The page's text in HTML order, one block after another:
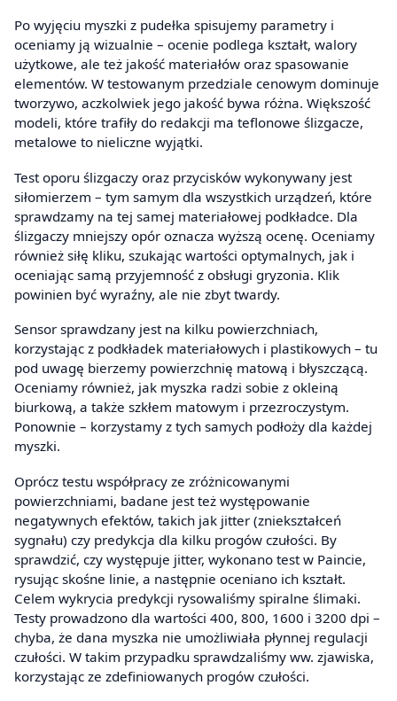
Po wyjęciu myszki z pudełka spisujemy parametry i
oceniamy ją wizualnie – ocenie podlega kształt, walory
użytkowe, ale też jakość materiałów oraz spasowanie
elementów. W testowanym przedziale cenowym dominuje
tworzywo, aczkolwiek jego jakość bywa różna. Większość
modeli, które trafiły do redakcji ma teflonowe ślizgacze,
metalowe to nieliczne wyjątki.
Test oporu ślizgaczy oraz przycisków wykonywany jest
siłomierzem – tym samym dla wszystkich urządzeń, które
sprawdzamy na tej samej materiałowej podkładce. Dla
ślizgaczy mniejszy opór oznacza wyższą ocenę. Oceniamy
również siłę kliku, szukając wartości optymalnych, jak i
oceniając samą przyjemność z obsługi gryzonia. Klik
powinien być wyraźny, ale nie zbyt twardy.
Sensor sprawdzany jest na kilku powierzchniach,
korzystając z podkładek materiałowych i plastikowych – tu
pod uwagę bierzemy powierzchnię matową i błyszczącą.
Oceniamy również, jak myszka radzi sobie z okleiną
biurkową, a także szkłem matowym i przezroczystym.
Ponownie – korzystamy z tych samych podłoży dla każdej
myszki.
Oprócz testu współpracy ze zróżnicowanymi
powierzchniami, badane jest też występowanie
negatywnych efektów, takich jak jitter (zniekształceń
sygnału) czy predykcja dla kilku progów czułości. By
sprawdzić, czy występuje jitter, wykonano test w Paincie,
rysując skośne linie, a następnie oceniano ich kształt.
Celem wykrycia predykcji rysowaliśmy spiralne ślimaki.
Testy prowadzono dla wartości 400, 800, 1600 i 3200 dpi –
chyba, że dana myszka nie umożliwiała płynnej regulacji
czułości. W takim przypadku sprawdzaliśmy ww. zjawiska,
korzystając ze zdefiniowanych progów czułości.